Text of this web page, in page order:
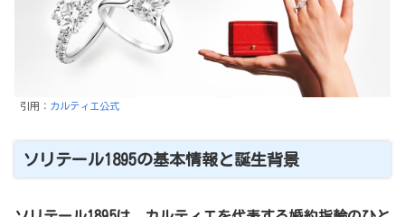
引用： カルティエ公式
ソリテール1895の基本情報と誕生背景